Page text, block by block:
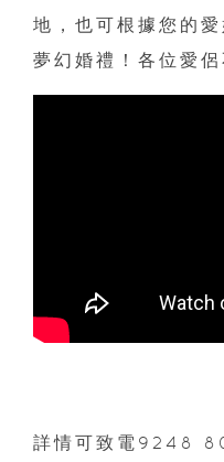
地，也可根據您的
夢幻婚禮！各位愛
詳情可致電9248